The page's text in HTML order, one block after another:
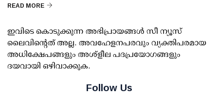
READ MORE
ഇവിടെ കൊടുക്കുന്ന അഭിപ്രായങ്ങള്‍ സീ ന്യൂസ്
ലൈവിന്റെത് അല്ല. അവഹേളനപരവും വ്യക്തിപരമായ
അധിക്ഷേപങ്ങളും അശ്‌ളീല പദപ്രയോഗങ്ങളും
ദയവായി ഒഴിവാക്കുക.
Follow Us